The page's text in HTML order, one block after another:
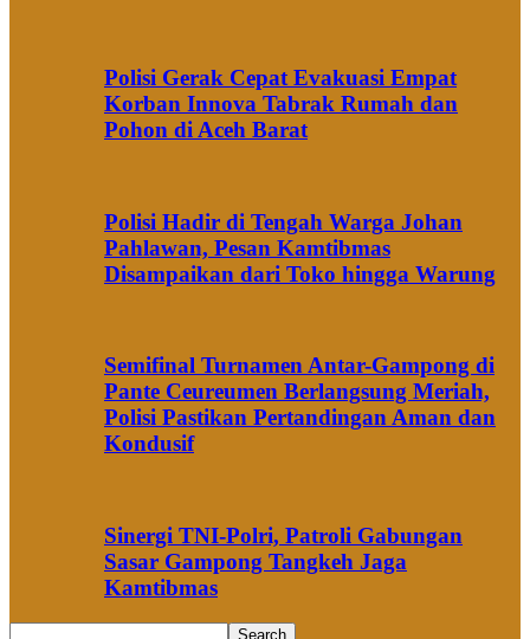
Polisi Gerak Cepat Evakuasi Empat
Korban Innova Tabrak Rumah dan
Pohon di Aceh Barat
Polisi Hadir di Tengah Warga Johan
Pahlawan, Pesan Kamtibmas
Disampaikan dari Toko hingga Warung
Semifinal Turnamen Antar-Gampong di
Pante Ceureumen Berlangsung Meriah,
Polisi Pastikan Pertandingan Aman dan
Kondusif
Sinergi TNI-Polri, Patroli Gabungan
Sasar Gampong Tangkeh Jaga
Kamtibmas